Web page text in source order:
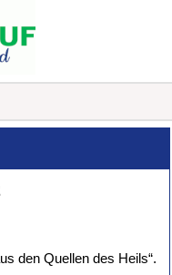
den Quellen des Heils“.